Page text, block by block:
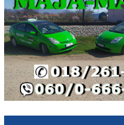
ПОСЛОВНИ
Рудник и
д.о.о. Рудник
помоћника
Основна школа,
радно искуство